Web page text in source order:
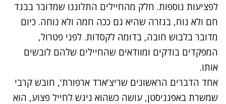
לפציעות נוספות. חלק מהחיילים התלוננו שמדובר בבגד
חם ולא נוח, בגזרה שהיא גם ככה חמה ולא נוחה. כיום
מדובר בלבוש חובה, בדומה לקסדות. לפני פטרול,
המפקדים בודקים ומוודאים שהחיילים שלהם לובשים
אותו.
אחד הדברים הראשונים שריצ'ארד ארפורת', חובש קרבי
שמשרת באפגניסטן, עושה כשהוא ניגש לחייל פצוע, הוא